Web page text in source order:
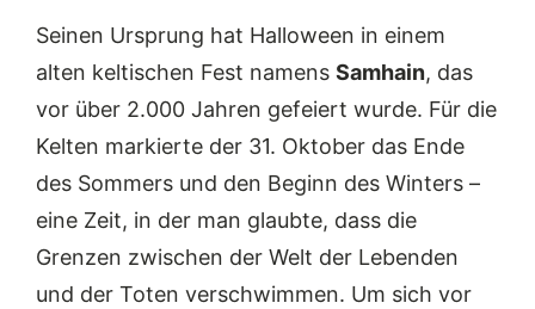
Seinen Ursprung hat Halloween in einem
alten keltischen Fest namens Samhain, das
vor über 2.000 Jahren gefeiert wurde. Für die
Kelten markierte der 31. Oktober das Ende
des Sommers und den Beginn des Winters –
eine Zeit, in der man glaubte, dass die
Grenzen zwischen der Welt der Lebenden
und der Toten verschwimmen. Um sich vor